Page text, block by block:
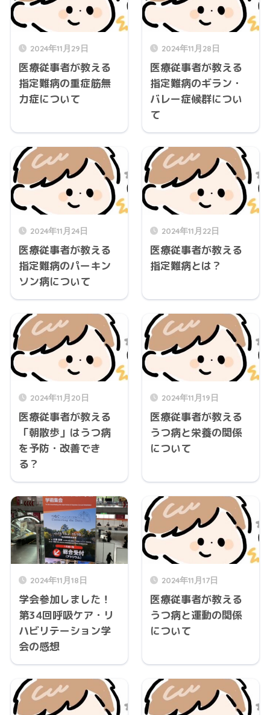
2024年11月29日
医療従事者が教える
指定難病の重症筋無
力症について
2024年11月28日
医療従事者が教える
指定難病のギラン・
バレー症候群につい
て
2024年11月24日
医療従事者が教える
指定難病のパーキン
ソン病について
2024年11月22日
医療従事者が教える
指定難病とは？
2024年11月20日
医療従事者が教える
「朝散歩」はうつ病
を予防・改善でき
る？
2024年11月19日
医療従事者が教える
うつ病と栄養の関係
について
2024年11月18日
学会参加しました！
第34回呼吸ケア・リ
ハビリテーション学
会の感想
2024年11月17日
医療従事者が教える
うつ病と運動の関係
について